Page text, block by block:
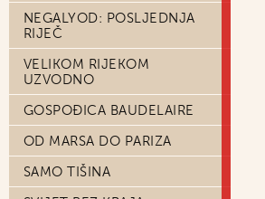
NEGALYOD: POSLJEDNJA
RIJEČ
VELIKOM RIJEKOM
UZVODNO
GOSPOĐICA BAUDELAIRE
OD MARSA DO PARIZA
SAMO TIŠINA